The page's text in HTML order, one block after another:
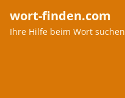
wort-finden.com
Ihre Hilfe beim Wort suchen